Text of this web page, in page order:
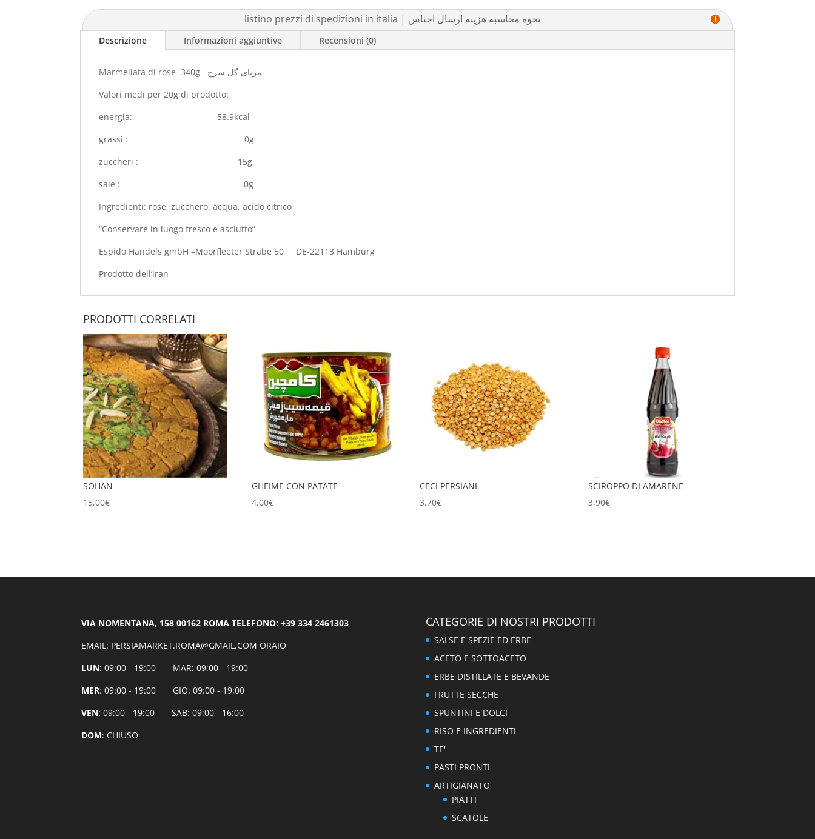
listino prezzi di spedizioni in italia | نحوه محاسبه هزینه ارسال اجناس
Descrizione Informazioni aggiuntive Recensioni (0)
Marmellata di rose 340g مربای گل سرخ
Valori medi per 20g di prodotto:
energia: 58.9kcal
grassi : 0g
zuccheri : 15g
sale : 0g
Ingredienti: rose, zucchero, acqua, acido citrico
“Conservare in luogo fresco e asciutto”
Espido Handels gmbH –Moorfleeter Strabe 50 DE-22113 Hamburg
Prodotto dell’iran
PRODOTTI CORRELATI
SOHAN
15,00€
GHEIME CON PATATE
4,00€
CECI PERSIANI
3,70€
SCIROPPO DI AMARENE
3,90€
VIA NOMENTANA, 158 00162 ROMA TELEFONO: +39 334 2461303
EMAIL: PERSIAMARKET.ROMA@GMAIL.COM ORAIO
LUN: 09:00 - 19:00 MAR: 09:00 - 19:00
MER: 09:00 - 19:00 GIO: 09:00 - 19:00
VEN: 09:00 - 19:00 SAB: 09:00 - 16:00
DOM: CHIUSO
CATEGORIE DI NOSTRI PRODOTTI
SALSE E SPEZIE ED ERBE
ACETO E SOTTOACETO
ERBE DISTILLATE E BEVANDE
FRUTTE SECCHE
SPUNTINI E DOLCI
RISO E INGREDIENTI
TE'
PASTI PRONTI
ARTIGIANATO
PIATTI
SCATOLE